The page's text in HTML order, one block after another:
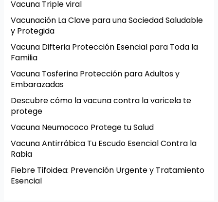
Vacuna Triple viral
Vacunación La Clave para una Sociedad Saludable
y Protegida
Vacuna Difteria Protección Esencial para Toda la
Familia
Vacuna Tosferina Protección para Adultos y
Embarazadas
Descubre cómo la vacuna contra la varicela te
protege
Vacuna Neumococo Protege tu Salud
Vacuna Antirrábica Tu Escudo Esencial Contra la
Rabia
Fiebre Tifoidea: Prevención Urgente y Tratamiento
Esencial